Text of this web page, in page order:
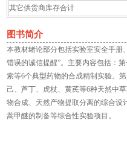
其它供货商库存合计
图书简介
本教材绪论部分包括实验室安全手册
错误的诚信提醒”。主要内容包括：
索等6个典型药物的合成精制实验。
己、芦丁、虎杖、黄芪等6种天然中
物合成、天然产物提取分离的综合设
蒿甲醚的制备等综合性实验项目。